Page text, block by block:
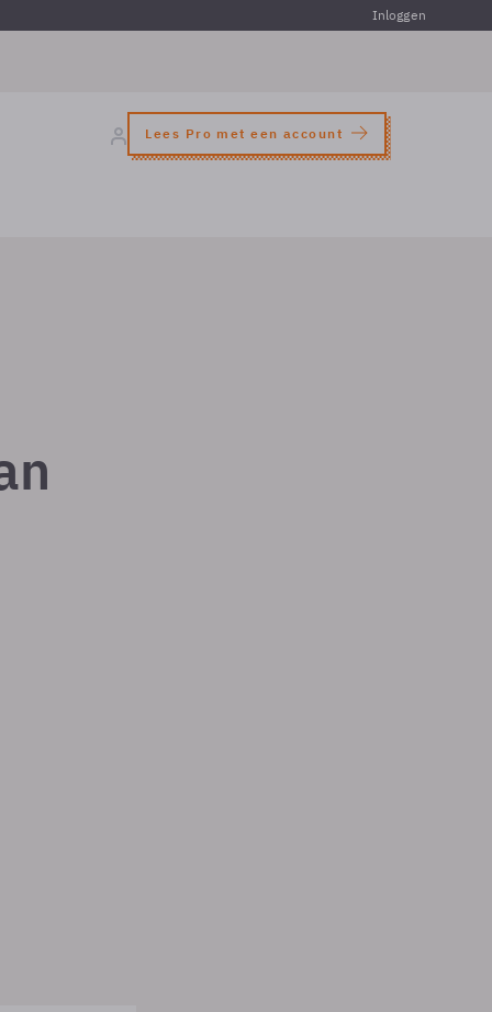
Inloggen
Lees Pro met een account